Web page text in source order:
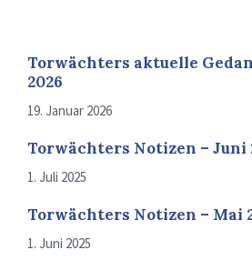
Torwächters aktuelle
2026
19. Januar 2026
Torwächters Notizen – Juni
1. Juli 2025
Torwächters Notizen – Mai
1. Juni 2025